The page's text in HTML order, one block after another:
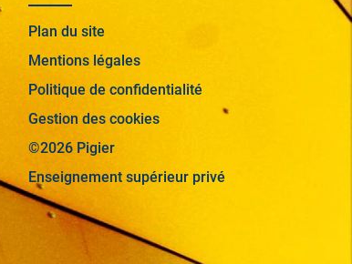
Plan du site
Mentions légales
Politique de confidentialité
Gestion des cookies
©2026 Pigier
Enseignement supérieur privé